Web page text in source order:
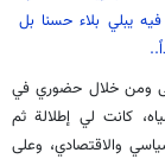
يبلي بلاء حسنا بل
ومن خلال حضوري في
كانت لي إطلالة ثم
والاقتصادي، وعلى